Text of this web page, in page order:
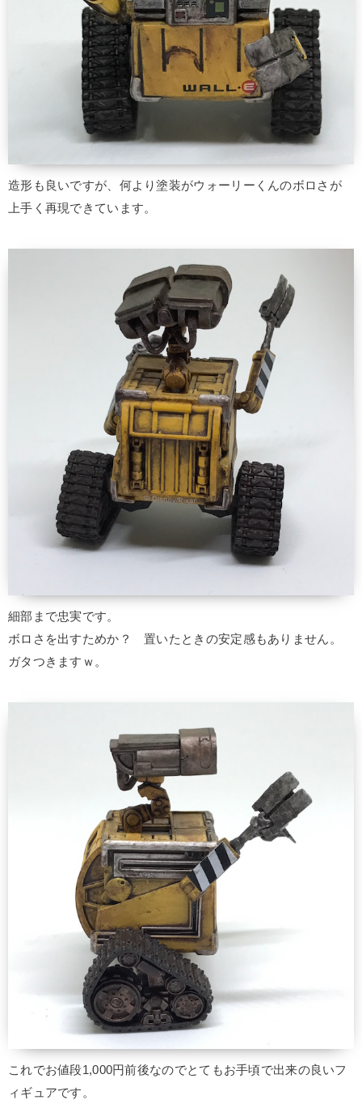
造形も良いですが、何より塗装がウォーリーくんのボロさが
上手く再現できています。
細部まで忠実です。
ボロさを出すためか？ 置いたときの安定感もありません。
ガタつきますｗ。
これでお値段1,000円前後なのでとてもお手頃で出来の良いフ
ィギュアです。